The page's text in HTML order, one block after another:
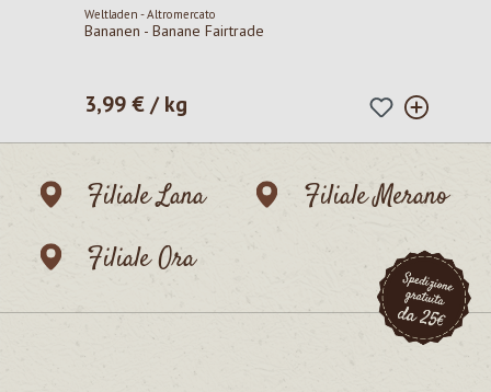
Weltladen - Altromercato
Bananen - Banane Fairtrade
Prezzo normale:
3,99 € / kg
Filiale Lana
Filiale Merano
Filiale Ora